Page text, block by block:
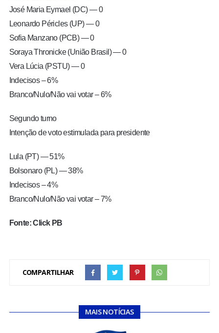
José Maria Eymael (DC) — 0
Leonardo Péricles (UP) — 0
Sofia Manzano (PCB) — 0
Soraya Thronicke (União Brasil) — 0
Vera Lúcia (PSTU) — 0
Indecisos – 6%
Branco/Nulo/Não vai votar – 6%
Segundo turno
Intenção de voto estimulada para presidente
Lula (PT) — 51%
Bolsonaro (PL) — 38%
Indecisos – 4%
Branco/Nulo/Não vai votar – 7%
Fonte: Click PB
COMPARTILHAR
MAIS NOTÍCIAS